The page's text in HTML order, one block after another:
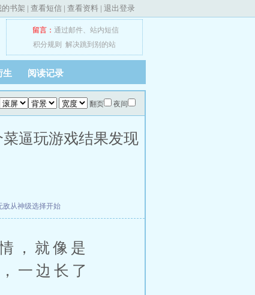
的书架 | 查看短信 | 查看资料 | 退出登录
留言： 通过邮件、 站内短信
积分规则
解决跳到别的站
生 阅读记录
翻页 夜间
逼玩游戏结果发现
敌从神级选择开始
，就像是
一边长了